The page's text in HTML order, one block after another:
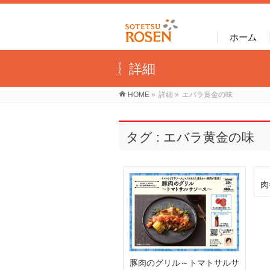
ホーム
詳細
HOME » 詳細 » エバラ黄金の味
タグ : エバラ黄金の味
豚肉のグリル～トマトサルサ